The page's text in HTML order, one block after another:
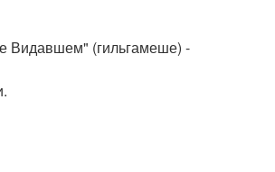
Видавшем" (гильгамеше) -